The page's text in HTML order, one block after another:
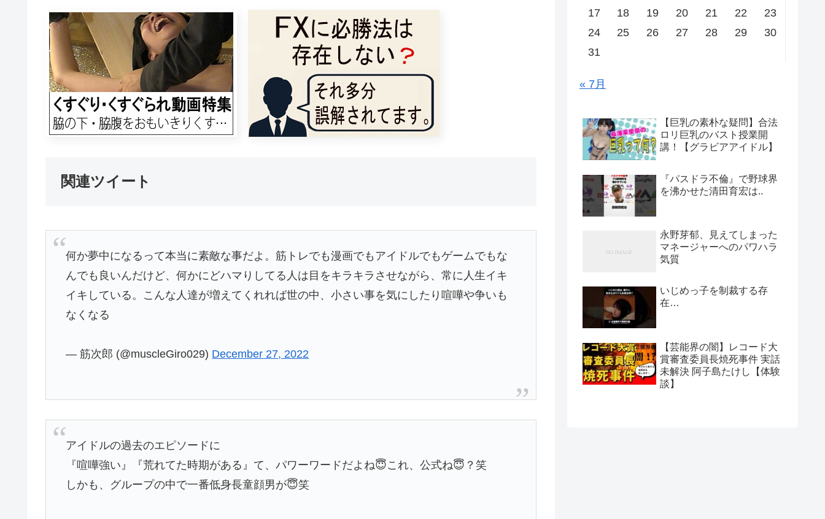
関連ツイート
何か夢中になるって本当に素敵な事だよ。筋トレでも漫画でもアイドルでもゲームでもな
んでも良いんだけど、何かにどハマりしてる人は目をキラキラさせながら、常に人生イキ
イキしている。こんな人達が増えてくれれば世の中、小さい事を気にしたり喧嘩や争いも
なくなる
— 筋次郎 (@muscleGiro029) December 27, 2022
アイドルの過去のエピソードに
『喧嘩強い』『荒れてた時期がある』て、パワーワードだよね😇これ、公式ね😇？笑
しかも、グループの中で一番低身長童顔男が😇笑
17
18 19 20 21 22
23
24
25 26 27 28 29
30
31
« 7月
【巨乳の素朴な疑問】合法
ロリ巨乳のバスト授業開
講！【グラビアアイドル】
『パスドラ不倫』で野球界
を沸かせた清田育宏は..
永野芽郁、見えてしまった
マネージャーへのパワハラ
気質
いじめっ子を制裁する存
在…
【芸能界の闇】レコード大
賞審査委員長焼死事件 実話
未解決 阿子島たけし【体験
談】